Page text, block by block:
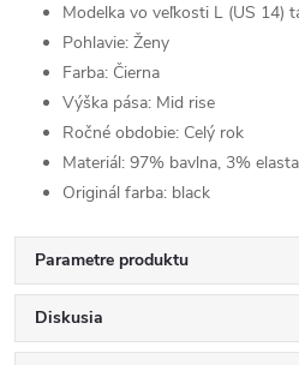
Modelka vo veľkosti L (US 14)
Pohlavie: Ženy
Farba: Čierna
Výška pása: Mid rise
Ročné obdobie: Celý rok
Materiál: 97% bavlna, 3%
Originál farba: black
Parametre produktu
Diskusia